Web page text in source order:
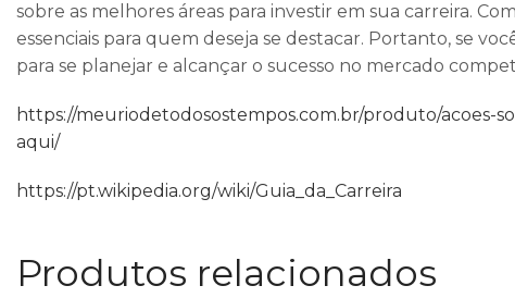
sobre as melhores áreas para investir em sua carreira.
essenciais para quem deseja se destacar. Portanto, se
para se planejar e alcançar o sucesso no mercado
https://meuriodetodosostempos.com.br/produto/acoes-
aqui/
https://pt.wikipedia.org/wiki/Guia_da_Carreira
Produtos relacionados